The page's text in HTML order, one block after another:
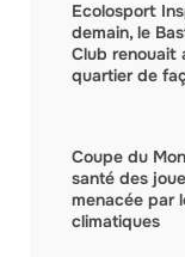
Ecolosport
demain, le
Club renouait
quartier de
Coupe du
santé des
menacée par
climatiques